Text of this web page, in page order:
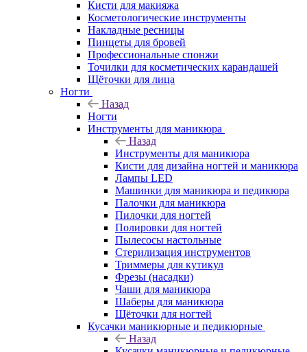
Кисти для макияжа
Косметологические инструменты
Накладные ресницы
Пинцеты для бровей
Профессиональные спонжи
Точилки для косметических карандашей
Щёточки для лица
Ногти
Назад
Ногти
Инструменты для маникюра
Назад
Инструменты для маникюра
Кисти для дизайна ногтей и маникюра
Лампы LED
Машинки для маникюра и педикюра
Палочки для маникюра
Пилочки для ногтей
Полировки для ногтей
Пылесосы настольные
Стерилизация инструментов
Триммеры для кутикул
Фрезы (насадки)
Чаши для маникюра
Шаберы для маникюра
Щёточки для ногтей
Кусачки маникюрные и педикюрные
Назад